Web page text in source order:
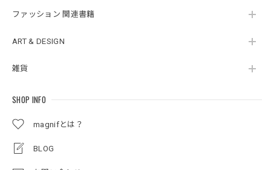
ファッション 関連書籍
ART & DESIGN
雑貨
SHOP INFO
magnifとは？
BLOG